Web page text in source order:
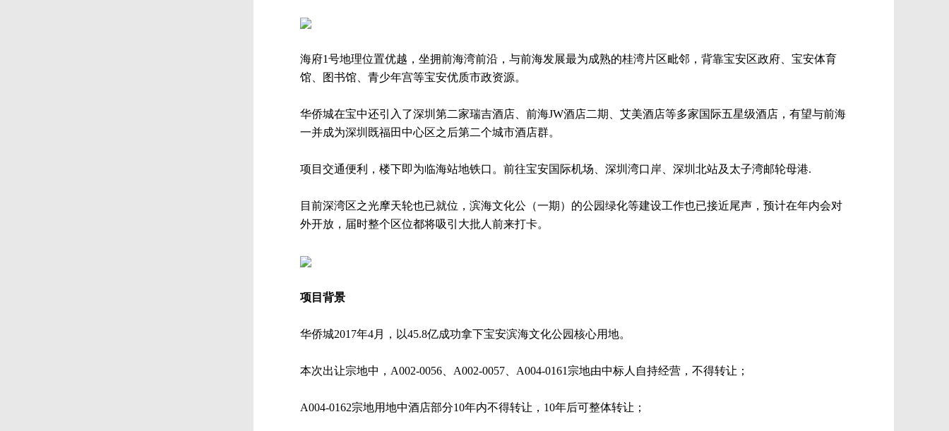
海府1号地理位置优越，坐拥前海湾前沿，与前海发展最为成熟的桂湾片区毗邻，背靠宝安区政府、宝安体育
馆、图书馆、青少年宫等宝安优质市政资源。
华侨城在宝中还引入了深圳第二家瑞吉酒店、前海JW酒店二期、艾美酒店等多家国际五星级酒店，有望与前海
一并成为深圳既福田中心区之后第二个城市酒店群。
项目交通便利，楼下即为临海站地铁口。前往宝安国际机场、深圳湾口岸、深圳北站及太子湾邮轮母港.
目前深湾区之光摩天轮也已就位，滨海文化公（一期）的公园绿化等建设工作也已接近尾声，预计在年内会对
外开放，届时整个区位都将吸引大批人前来打卡。
项目背景
华侨城2017年4月，以45.8亿成功拿下宝安滨海文化公园核心用地。
本次出让宗地中，A002-0056、A002-0057、A004-0161宗地由中标人自持经营，不得转让；
A004-0162宗地用地中酒店部分10年内不得转让，10年后可整体转让；